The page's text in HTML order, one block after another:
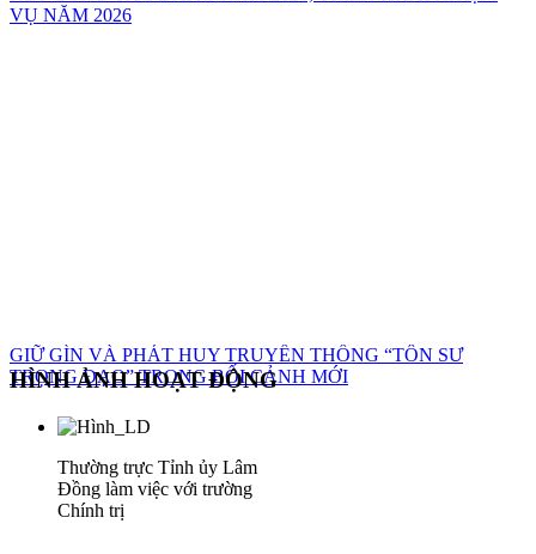
VỤ NĂM 2026
GIỮ GÌN VÀ PHÁT HUY TRUYỀN THỐNG “TÔN SƯ
TRỌNG ĐẠO” TRONG BỐI CẢNH MỚI
HÌNH ẢNH HOẠT ĐỘNG
Thường trực Tỉnh ủy Lâm
Đồng làm việc với trường
Chính trị